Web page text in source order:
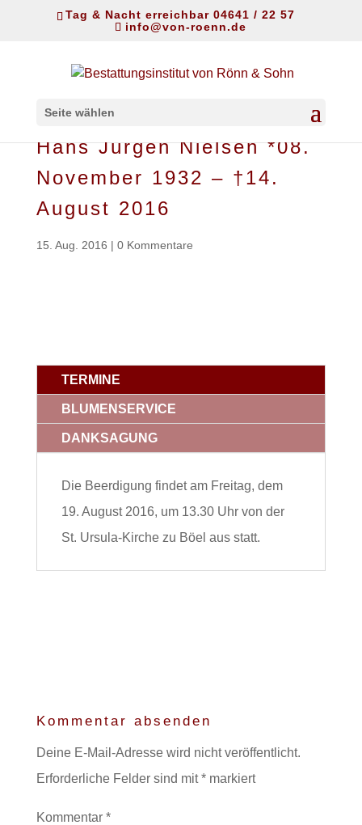
Tag & Nacht erreichbar 04641 / 22 57
info@von-roenn.de
Seite wählen
Hans Jürgen Nielsen *08.
November 1932 – †14.
August 2016
15. Aug. 2016 | 0 Kommentare
TERMINE
BLUMENSERVICE
DANKSAGUNG
Die Beerdigung findet am Freitag, dem
19. August 2016, um 13.30 Uhr von der
St. Ursula-Kirche zu Böel aus statt.
Kommentar absenden
Deine E-Mail-Adresse wird nicht veröffentlicht.
Erforderliche Felder sind mit*markiert
Kommentar *